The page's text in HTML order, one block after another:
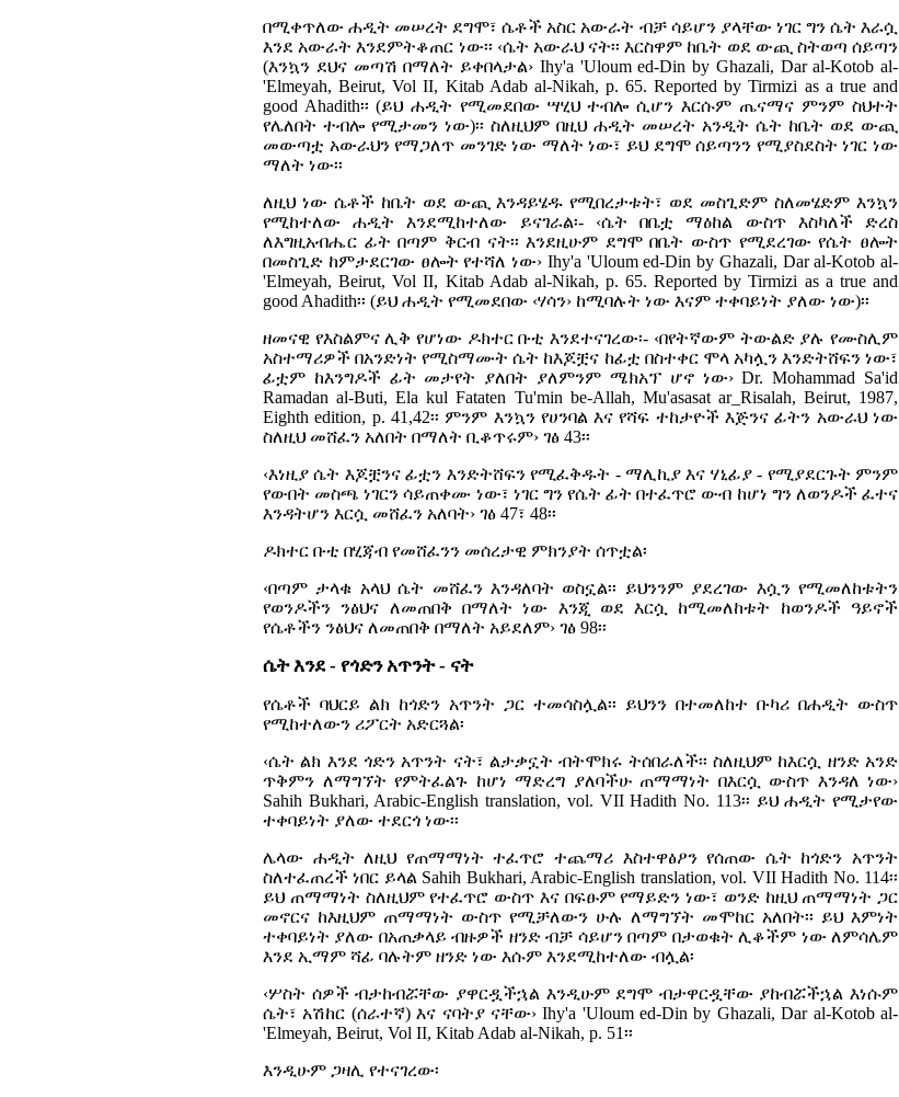
በሚቀጥለው ሐዲት መሠረት ደግሞ፣ ሴቶች አስር አውራት ብቻ ሳይሆን ያላቸው ነገር ግን ሴት እራሷ
እንደ አውራት እንደምትቆጠር ነው፡፡ ‹ሴት አውራህ ናት፡፡ እርስዋም ከቤት ወደ ውጪ ስትወጣ ሰይጣን
(እንኳን ደህና መጣሽ በማለት ይቀበላታል› Ihy'a 'Uloum ed-Din by Ghazali, Dar al-Kotob al-
'Elmeyah, Beirut, Vol II, Kitab Adab al-Nikah, p. 65. Reported by Tirmizi as a true and
good Ahadith፡፡ (ይህ ሐዲት የሚመደበው ሣሂህ ተብሎ ሲሆን እርሱም ጤናማና ምንም ስህተት
የሌለበት ተብሎ የሚታመን ነው)፡፡ ስለዚህም በዚህ ሐዲት መሠረት አንዲት ሴት ከቤት ወደ ውጪ
መውጣቷ አውራህን የማጋለጥ መንገድ ነው ማለት ነው፣ ይህ ደግሞ ሰይጣንን የሚያስደስት ነገር ነው
ማለት ነው፡፡
ለዚህ ነው ሴቶች ከቤት ወደ ውጪ እንዳይሄዱ የሚበረታቱት፣ ወደ መስጊድም ስለመሄድም እንኳን
የሚከተለው ሐዲት እንደሚከተለው ይናገራል፡- ‹ሴት በቤቷ ማዕከል ውስጥ እስካለች ድረስ
ለእግዚአብሔር ፊት በጣም ቅርብ ናት፡፡ እንደዚሁም ደግሞ በቤት ውስጥ የሚደረገው የሴት ፀሎት
በመስጊድ ከምታደርገው ፀሎት የተሻለ ነው› Ihy'a 'Uloum ed-Din by Ghazali, Dar al-Kotob al-
'Elmeyah, Beirut, Vol II, Kitab Adab al-Nikah, p. 65. Reported by Tirmizi as a true and
good Ahadith፡፡ (ይህ ሐዲት የሚመደበው ‹ሃሳን› ከሚባሉት ነው እናም ተቀባይነት ያለው ነው)፡፡
ዘመናዊ የእስልምና ሊቅ የሆነው ዶክተር ቡቲ እንደተናገረው፡- ‹በየትኛውም ትውልድ ያሉ የሙስሊም
አስተማሪዎች በአንድነት የሚስማሙት ሴት ከእጆቿና ከፊቷ በስተቀር ሞላ አካሏን እንድትሸፍን ነው፣
ፊቷም ከእንግዶች ፊት መታየት ያለበት ያለምንም ሜክአፕ ሆኖ ነው›Dr. Mohammad Sa'id
Ramadan al-Buti, Ela kul Fataten Tu'min be-Allah, Mu'asasat ar_Risalah, Beirut, 1987,
Eighth edition, p. 41,42፡፡ ምንም እንኳን የሀንባል እና የሻፍ ተከታዮች እጅንና ፊትን አውራህ ነው
ስለዚህ መሸፈን አለበት በማለት ቢቆጥሩም› ገፅ 43፡፡
‹እነዚያ ሴት እጆቿንና ፊቷን እንድትሸፍን የሚፈቅዱት - ማሊኪያ እና ሃኒፊያ - የሚያደርጉት ምንም
የውበት መስጫ ነገርን ሳይጠቀሙ ነው፣ ነገር ግን የሴት ፊት በተፈጥሮ ውብ ከሆነ ግን ለወንዶች ፈተና
እንዳትሆን እርሷ መሸፈን አለባት› ገፅ 47፣ 48፡፡
ዶክተር ቡቲ በሂጃብ የመሸፈንን መሰረታዊ ምክንያት ሰጥቷል፡
‹በጣም ታላቁ አላህ ሴት መሸፈን እንዳለባት ወስኗል፡፡ ይህንንም ያደረገው እሷን የሚመለከቱትን
የወንዶችን ንፅህና ለመጠበቅ በማለት ነው እንጂ ወደ እርሷ ከሚመለከቱት ከወንዶች ዓይኖች
የሴቶችን ንፅህና ለመጠበቅ በማለት አይደለም› ገፅ 98፡፡
ሴት እንደ - የጎድን አጥንት - ናት
የሴቶች ባህርይ ልክ ከጎድን አጥንት ጋር ተመሳስሏል፡፡ ይህንን በተመለከተ ቡካሪ በሐዲት ውስጥ
የሚከተለውን ሪፖርት አድርጓል፡
‹ሴት ልክ እንደ ጎድን አጥንት ናት፣ ልታቃኗት ብትሞክሩ ትሰበራለች፡፡ ስለዚህም ከእርሷ ዘንድ አንድ
ጥቅምን ለማግኘት የምትፈልጉ ከሆነ ማድረግ ያለባችሁ ጠማማነት በእርሷ ውስጥ እንዳለ ነው›
Sahih Bukhari, Arabic-English translation, vol. VII Hadith No. 113፡፡ ይህ ሐዲት የሚታየው
ተቀባይነት ያለው ተደርጎ ነው፡፡
ሌላው ሐዲት ለዚህ የጠማማነት ተፈጥሮ ተጨማሪ እስተዋፅዖን የሰጠው ሴት ከጎድን አጥንት
ስለተፈጠረች ነበር ይላል Sahih Bukhari, Arabic-English translation, vol. VII Hadith No. 114፡፡
ይህ ጠማማነት ስለዚህም የተፈጥሮ ውስጥ እና በፍፁም የማይድን ነው፣ ወንድ ከዚህ ጠማማነት ጋር
መኖርና ከእዚህም ጠማማነት ውስጥ የሚቻለውን ሁሉ ለማግኘት መሞከር አለበት፡፡ ይህ እምነት
ተቀባይነት ያለው በአጠቃላይ ብዙዎች ዘንድ ብቻ ሳይሆን በጣም በታወቁት ሊቆችም ነው ለምሳሌም
እንደ ኢማም ሻፊ ባሉትም ዘንድ ነው እሱም እንደሚከተለው ብሏል፡
‹ሦስት ሰዎች ብታከብሯቸው ያዋርዷችኋል እንዲሁም ደግሞ ብታዋርዷቸው ያከብሯችኋል እነሱም
ሴት፣ አሽከር (ሰራተኛ) እና ናባትያ ናቸው›Ihy'a 'Uloum ed-Din by Ghazali, Dar al-Kotob al-
'Elmeyah, Beirut, Vol II, Kitab Adab al-Nikah, p. 51፡፡
እንዲሁም ጋዛሊ የተናገረው፡